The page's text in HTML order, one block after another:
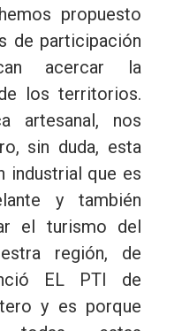
propuesto
de participación
acercar la
los territorios.
artesanal, nos
sin duda, esta
industrial que es
y también
el turismo del
región, de
EL PTI de
y es porque